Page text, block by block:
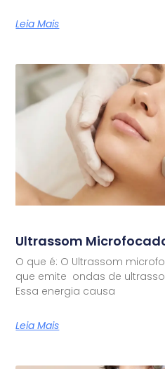
Leia Mais
Ultrassom
O que é: O Ultrassom
que emite ondas de
Essa energia causa
Leia Mais